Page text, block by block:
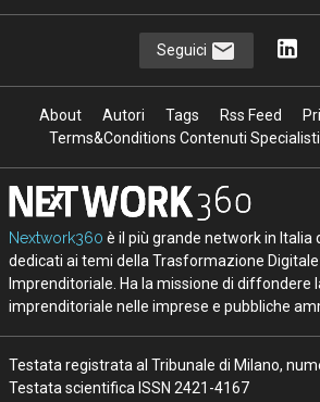
Seguici
About Autori Tags Rss Feed
Terms&Conditions Contenuti
Nextwork360 è il più grande network in Italia
dedicati ai temi della Trasformazione Digitale
Imprenditoriale. Ha la missione di diffondere
imprenditoriale nelle imprese e pubbliche
Testata registrata al Tribunale di Milano,
Testata scientifica ISSN 2421-4167